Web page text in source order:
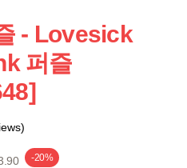
- Lovesick
퍼즐
-20%